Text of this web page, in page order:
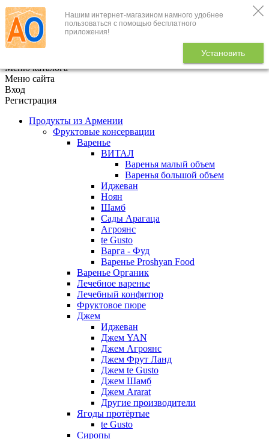
Нашим интернет-магазином намного удобнее
пользоваться с помощью бесплатного
приложения!
Установить
+7 (495) 646-888-1
В корзине
Меню каталога
Меню сайта
Вход
Регистрация
Продукты из Армении
Фруктовые консервации
Варенье
ВИТАЛ
Варенья малый объем
Варенья большой объем
Иджеван
Ноян
Шамб
Сады Арагаца
Агроянс
te Gusto
Варга - Фуд
Варенье Proshyan Food
Варенье Органик
Лечебное варенье
Лечебный конфитюр
Фруктовое пюре
Джем
Иджеван
Джем YAN
Джем Агроянс
Джем Фрут Ланд
Джем te Gusto
Джем Шамб
Джем Ararat
Другие производители
Ягоды протёртые
te Gusto
Сиропы